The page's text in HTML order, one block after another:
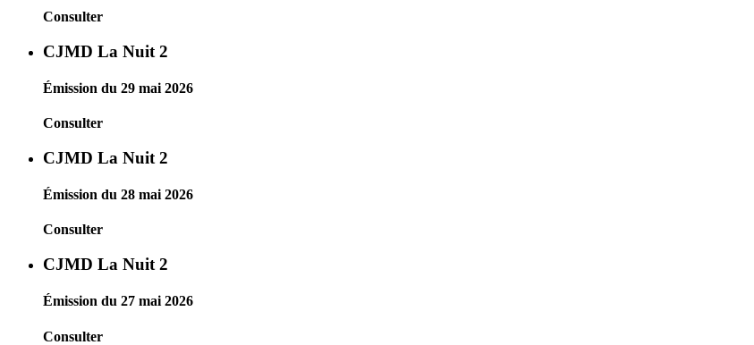
Consulter
CJMD La Nuit 2
Émission du 29 mai 2026
Consulter
CJMD La Nuit 2
Émission du 28 mai 2026
Consulter
CJMD La Nuit 2
Émission du 27 mai 2026
Consulter